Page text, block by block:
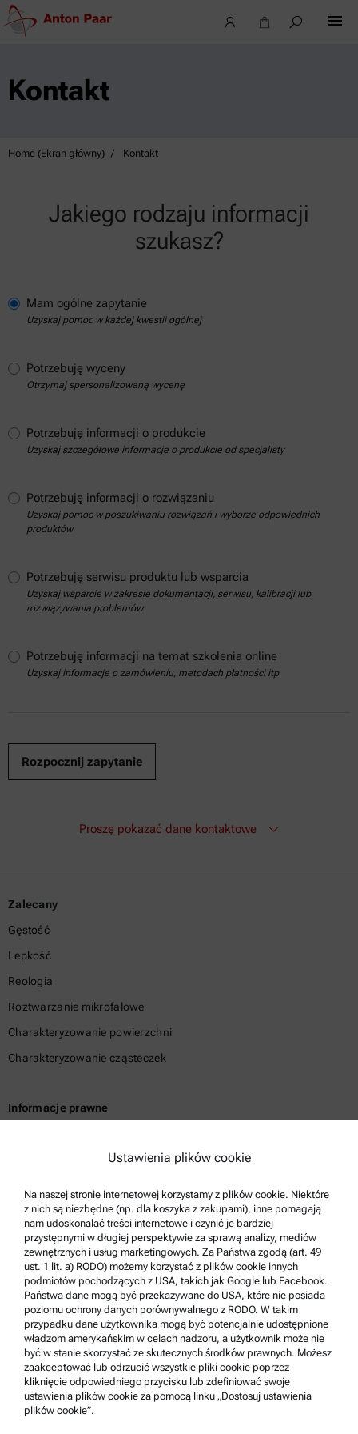
Kontakt
Home (Ekran główny) Kontakt
Jakiego rodzaju informacji
szukasz?
Mam ogólne zapytanie
Uzyskaj pomoc w każdej kwestii ogólnej
Potrzebuję wyceny
Otrzymaj spersonalizowaną wycenę
Potrzebuję informacji o produkcie
Uzyskaj szczegółowe informacje o produkcie od specjalisty
Potrzebuję informacji o rozwiązaniu
Uzyskaj pomoc w poszukiwaniu rozwiązań i wyborze odpowiednich
produktów
Potrzebuję serwisu produktu lub wsparcia
Uzyskaj wsparcie w zakresie dokumentacji, serwisu, kalibracji lub
rozwiązywania problemów
Potrzebuję informacji na temat szkolenia online
Uzyskaj informacje o zamówieniu, metodach płatności itp
Proszę pokazać dane kontaktowe
Zalecany
Gęstość
Lepkość
Reologia
Roztwarzanie mikrofalowe
Charakteryzowanie powierzchni
Charakteryzowanie cząsteczek
Informacje prawne
Polityka prywatności grupy
Nota prawna
Warunki korzystania
Znaki towarowe
System zgłaszania nieprawidłowości
Pomoc techniczna dla produktów
Anton Paar Certified Service
Deklaracja bezpieczeństwa
Centra techniczne firmy Anton Paar
Ustawienia plików cookie
Na naszej stronie internetowej korzystamy z plików cookie. Niektóre
z nich są niezbędne (np. dla koszyka z zakupami), inne pomagają
nam udoskonalać treści internetowe i czynić je bardziej
przystępnymi w długiej perspektywie za sprawą analizy, mediów
zewnętrznych i usług marketingowych. Za Państwa zgodą (art. 49
ust. 1 lit. a) RODO) możemy korzystać z plików cookie innych
podmiotów pochodzących z USA, takich jak Google lub Facebook.
Państwa dane mogą być przekazywane do USA, które nie posiada
poziomu ochrony danych porównywalnego z RODO. W takim
przypadku dane użytkownika mogą być potencjalnie udostępnione
władzom amerykańskim w celach nadzoru, a użytkownik może nie
być w stanie skorzystać ze skutecznych środków prawnych. Możesz
zaakceptować lub odrzucić wszystkie pliki cookie poprzez
kliknięcie odpowiedniego przycisku lub zdefiniować swoje
ustawienia plików cookie za pomocą linku „Dostosuj ustawienia
plików cookie”.